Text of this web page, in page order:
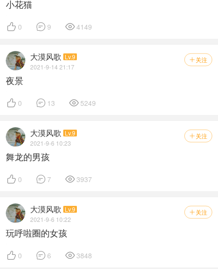
小花猫
 0  9 4149
 关注
大漠风歌 Lv.9
2021-9-14 21:17
夜景
 0  13  5249
 关注
大漠风歌 Lv.9
2021-9-6 10:23
舞龙的男孩
 0  7 3937
 关注
大漠风歌 Lv.9
2021-9-6 10:22
玩呼啦圈的女孩
 0  6 3848